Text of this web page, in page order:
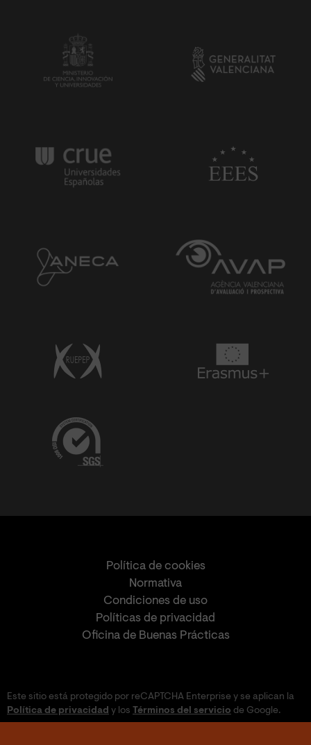
Política de cookies
Normativa
Condiciones de uso
Políticas de privacidad
Oficina de Buenas Prácticas
Este sitio está protegido por reCAPTCHA Enterprise y se aplican la
Política de privacidad y los Términos del servicio de Google.